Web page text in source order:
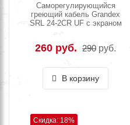
Саморегулирующийся
греющий кабель Grandex
SRL 24-2CR UF с экраном
260 руб. 290 руб.
В корзину
Скидка: 18%